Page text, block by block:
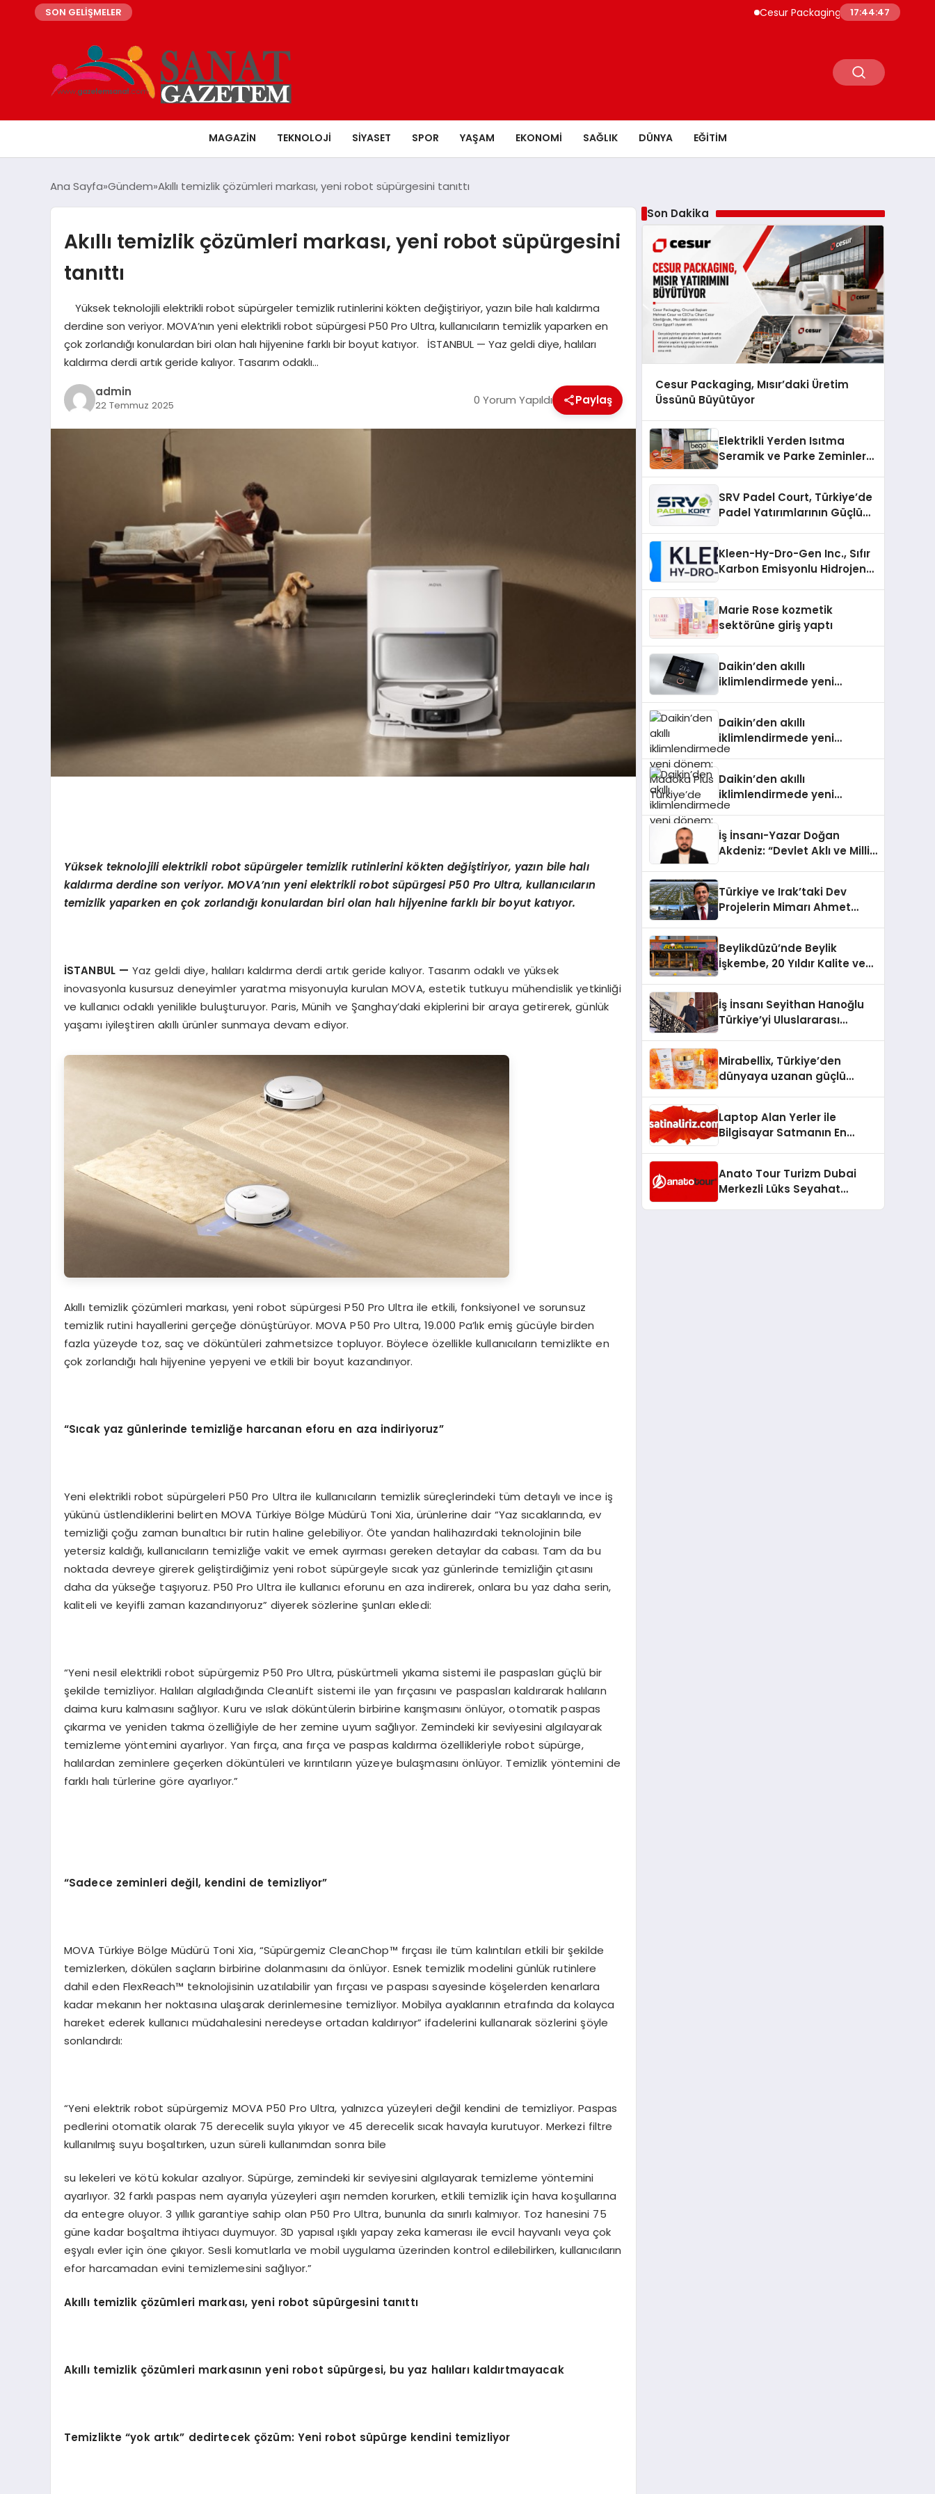
SON GELİŞMELER Cesur Packaging, Mısır’daki Üretim Üssünü
17:44:49
MAGAZIN TEKNOLOJI SIYASET SPOR YAŞAM EKONOMI SAĞLIK DÜNYA EĞITIM
Ana Sayfa Gündem Akıllı temizlik çözümleri markası, yeni robot süpürgesini tanıttı
Akıllı temizlik çözümleri markası, yeni robot süpürgesini
tanıttı
Yüksek teknolojili elektrikli robot süpürgeler temizlik rutinlerini kökten değiştiriyor, yazın bile halı kaldırma
derdine son veriyor. MOVA’nın yeni elektrikli robot süpürgesi P50 Pro Ultra, kullanıcıların temizlik yaparken en
çok zorlandığı konulardan biri olan halı hijyenine farklı bir boyut katıyor. İSTANBUL — Yaz geldi diye, halıları
kaldırma derdi artık geride kalıyor. Tasarım odaklı…
admin
22 Temmuz 2025 0 Yorum Yapıldı Paylaş
Yüksek teknolojili elektrikli robot süpürgeler temizlik rutinlerini kökten değiştiriyor, yazın bile halı
kaldırma derdine son veriyor. MOVA’nın yeni elektrikli robot süpürgesi P50 Pro Ultra, kullanıcıların
temizlik yaparken ençok zorlandığı konulardan biri olan halı hijyenine farklı bir boyut katıyor.
İSTANBUL — Yaz geldi diye, halıları kaldırma derdi artık geride kalıyor. Tasarım odaklı ve yüksek
inovasyonla kusursuz deneyimler yaratma misyonuyla kurulan MOVA, estetik tutkuyu mühendislik yetkinliği
ve kullanıcı odaklı yenilikle buluşturuyor. Paris, Münih ve Şanghay’daki ekiplerini bir araya getirerek, günlük
yaşamı iyileştiren akıllı ürünler sunmaya devam ediyor.
Akıllı temizlik çözümleri markası, yeni robot süpürgesi P50 Pro Ultra ile etkili, fonksiyonel ve sorunsuz
temizlik rutini hayallerini gerçeğe dönüştürüyor. MOVA P50 Pro Ultra, 19.000 Pa’lık emiş gücüyle birden
fazla yüzeyde toz, saç ve döküntüleri zahmetsizce topluyor. Böylece özellikle kullanıcıların temizlikte en
çok zorlandığı halı hijyenine yepyeni ve etkili bir boyut kazandırıyor.
“Sıcak yaz günlerinde temizliğe harcanan eforu en aza indiriyoruz”
Yeni elektrikli robot süpürgeleri P50 Pro Ultra ile kullanıcıların temizlik süreçlerindeki tüm detaylı ve ince iş
yükünü üstlendiklerini belirten MOVA Türkiye Bölge Müdürü Toni Xia, ürünlerine dair “Yaz sıcaklarında, ev
temizliği çoğu zaman bunaltıcı bir rutin haline gelebiliyor. Öte yandan halihazırdaki teknolojinin bile
yetersiz kaldığı, kullanıcıların temizliğe vakit ve emek ayırması gereken detaylar da cabası. Tam da bu
noktada devreye girerek geliştirdiğimiz yeni robot süpürgeyle sıcak yaz günlerinde temizliğin çıtasını
daha da yükseğe taşıyoruz. P50 Pro Ultra ile kullanıcı eforunu en aza indirerek, onlara bu yaz daha serin,
kaliteli ve keyifli zaman kazandırıyoruz” diyerek sözlerine şunları ekledi:
“Yeni nesil elektrikli robot süpürgemiz P50 Pro Ultra, püskürtmeli yıkama sistemi ile paspasları güçlü bir
şekilde temizliyor. Halıları algıladığında CleanLift sistemi ile yan fırçasını ve paspasları kaldırarak halıların
daima kuru kalmasını sağlıyor. Kuru ve ıslak döküntülerin birbirine karışmasını önlüyor, otomatik paspas
çıkarma ve yeniden takma özelliğiyle de her zemine uyum sağlıyor. Zemindeki kir seviyesini algılayarak
temizleme yöntemini ayarlıyor. Yan fırça, ana fırça ve paspas kaldırma özellikleriyle robot süpürge,
halılardan zeminlere geçerken döküntüleri ve kırıntıların yüzeye bulaşmasını önlüyor. Temizlik yöntemini de
farklı halı türlerine göre ayarlıyor.”
“Sadece zeminleri değil, kendini de temizliyor”
MOVA Türkiye Bölge Müdürü Toni Xia, “Süpürgemiz CleanChop™ fırçası ile tüm kalıntıları etkili bir şekilde
temizlerken, dökülen saçların birbirine dolanmasını da önlüyor. Esnek temizlik modelini günlük rutinlere
dahil eden FlexReach™ teknolojisinin uzatılabilir yan fırçası ve paspası sayesinde köşelerden kenarlara
kadar mekanın her noktasına ulaşarak derinlemesine temizliyor. Mobilya ayaklarının etrafında da kolayca
hareket ederek kullanıcı müdahalesini neredeyse ortadan kaldırıyor” ifadelerini kullanarak sözlerini şöyle
sonlandırdı:
“Yeni elektrik robot süpürgemiz MOVA P50 Pro Ultra, yalnızca yüzeyleri değil kendini de temizliyor. Paspas
pedlerini otomatik olarak 75 derecelik suyla yıkıyor ve 45 derecelik sıcak havayla kurutuyor. Merkezi filtre
kullanılmış suyu boşaltırken, uzun süreli kullanımdan sonra bile
su lekeleri ve kötü kokular azalıyor. Süpürge, zemindeki kir seviyesini algılayarak temizleme yöntemini
ayarlıyor. 32 farklı paspas nem ayarıyla yüzeyleri aşırı nemden korurken, etkili temizlik için hava koşullarına
da entegre oluyor. 3 yıllık garantiye sahip olan P50 Pro Ultra, bununla da sınırlı kalmıyor. Toz hanesini 75
güne kadar boşaltma ihtiyacı duymuyor. 3D yapısal ışıklı yapay zeka kamerası ile evcil hayvanlı veya çok
eşyalı evler için öne çıkıyor. Sesli komutlarla ve mobil uygulama üzerinden kontrol edilebilirken, kullanıcıların
efor harcamadan evini temizlemesini sağlıyor.”
Akıllı temizlik çözümleri markası, yeni robot süpürgesini tanıttı
Akıllı temizlik çözümleri markasının yeni robot süpürgesi, bu yaz halıları kaldırtmayacak
Temizlikte“yok artık” dedirtecek çözüm: Yeni robot süpürge kendini temizliyor
Son Dakika
Cesur Packaging, Mısır’daki Üretim
Üssünü Büyütüyor
Elektrikli Yerden Isıtma
Seramik ve Parke Zeminler
SRV Padel Court, Türkiye’de
Padel Yatırımlarının Güçlü
Kleen-Hy-Dro-Gen Inc., Sıfır
Karbon Emisyonlu Hidrojen
Aldı
Marie Rose kozmetik
sektörüne giriş yaptı
Daikin’den akıllı
iklimlendirmede yeni
Daikin’den akıllı
iklimlendirmede yeni
dönem: Madoka Plus
Daikin’den akıllı
iklimlendirmede yeni
dönem: Madoka Plus
İş İnsanı-Yazar Doğan
Akdeniz: “Devlet Aklı ve Milli
Türkiye ve Irak’taki Dev
Projelerin Mimarı Ahmet
Holding Industrial City”
Projesini Hayata Geçirecek
Beylikdüzü’nde Beylik
İşkembe, 20 Yıldır Kalite ve
İş İnsanı Seyithan Hanoğlu
Türkiye’yi Uluslararası
Mirabellix, Türkiye’den
dünyaya uzanan güçlü
Laptop Alan Yerler ile
Bilgisayar Satmanın En
Anato Tour Turizm Dubai
Merkezli Lüks Seyahat